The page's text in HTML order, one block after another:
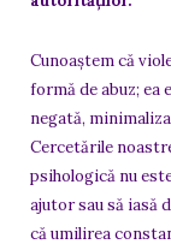
Cunoaștem că
formă de abuz; ea
negată,
Cercetările
psihologică nu
ajutor sau să iasă
că umilirea